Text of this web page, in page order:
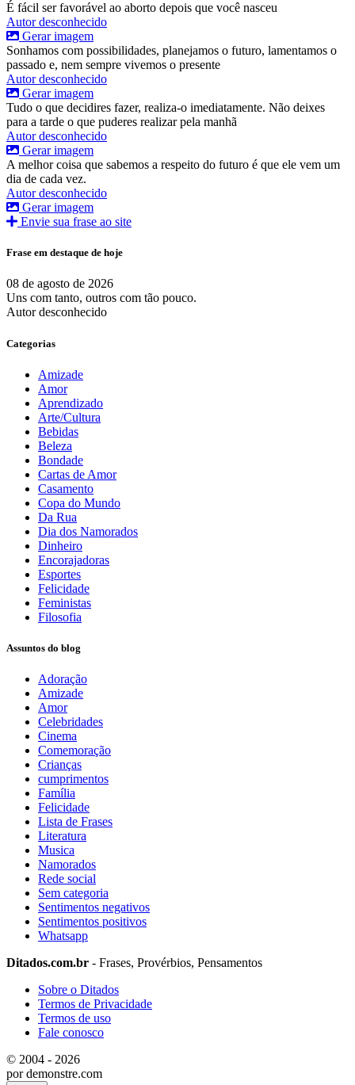
É fácil ser favorável ao aborto depois que você nasceu
Autor desconhecido
Gerar imagem
Sonhamos com possibilidades, planejamos o futuro, lamentamos o
passado e, nem sempre vivemos o presente
Autor desconhecido
Gerar imagem
Tudo o que decidires fazer, realiza-o imediatamente. Não deixes
para a tarde o que puderes realizar pela manhã
Autor desconhecido
Gerar imagem
A melhor coisa que sabemos a respeito do futuro é que ele vem um
dia de cada vez.
Autor desconhecido
Gerar imagem
Envie sua frase ao site
Frase em destaque de hoje
08 de agosto de 2026
Uns com tanto, outros com tão pouco.
Autor desconhecido
Categorias
Amizade
Amor
Aprendizado
Arte/Cultura
Bebidas
Beleza
Bondade
Cartas de Amor
Casamento
Copa do Mundo
Da Rua
Dia dos Namorados
Dinheiro
Encorajadoras
Esportes
Felicidade
Feministas
Filosofia
Assuntos do blog
Adoração
Amizade
Amor
Celebridades
Cinema
Comemoração
Crianças
cumprimentos
Família
Felicidade
Lista de Frases
Literatura
Musica
Namorados
Rede social
Sem categoria
Sentimentos negativos
Sentimentos positivos
Whatsapp
Ditados.com.br - Frases, Provérbios, Pensamentos
Sobre o Ditados
Termos de Privacidade
Termos de uso
Fale conosco
© 2004 - 2026
por demonstre.com